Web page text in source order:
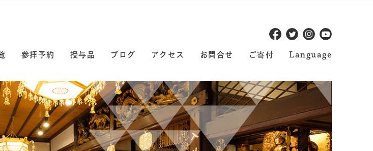
参拝予約 授与品 ブログ アクセス お問合せ ご寄付 Language